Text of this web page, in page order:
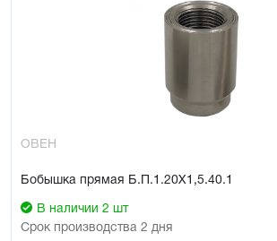
ОВЕН
Бобышка прямая Б.П.1.20Х1,5.40.1
В наличии 2 шт
Срок производства 2 дня